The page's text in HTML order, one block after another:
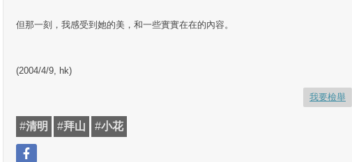
但那一刻，我感受到她的美，和一些實實在在的內容。
(2004/4/9, hk)
我要檢舉
#清明 #拜山 #小花